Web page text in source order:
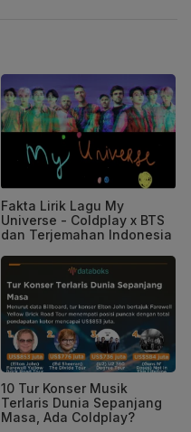
Fakta Lirik Lagu My
Universe - Coldplay x BTS
dan Terjemahan Indonesia
10 Tur Konser Musik
Terlaris Dunia Sepanjang
Masa, Ada Coldplay?